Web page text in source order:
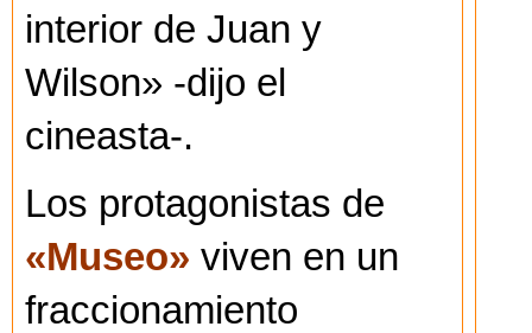
interior de Juan y
Wilson» -dijo el
cineasta-.
Los protagonistas de
«Museo» viven en un
fraccionamiento